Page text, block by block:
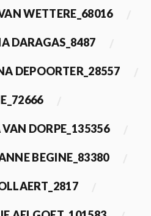
WETTERE_68016
DARAGAS_8487
DEPOORTER_28557
DORPE_135356
BEGINE_83380